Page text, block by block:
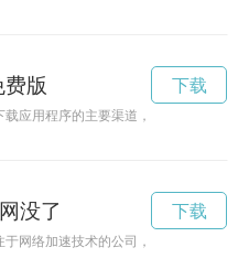
版
载应用程序的主要渠道，但有时下载速
下载
没了
于网络加速技术的公司，其官网为用户
下载